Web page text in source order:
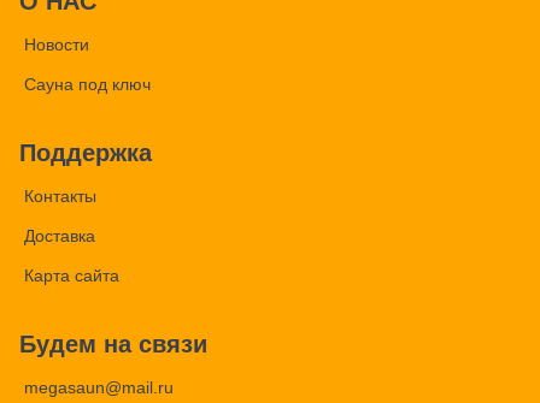
Новости
Сауна под ключ
Поддержка
Контакты
Доставка
Карта сайта
Будем на связи
megasaun@mail.ru